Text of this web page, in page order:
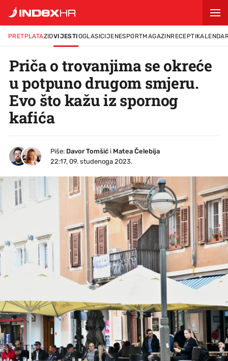
PRETPLATAZIDVIJESTIOGLASICIJENESPORTMAGAZINRECEPTI
Priča o trovanjima se okreće
u potpuno drugom smjeru.
Evo što kažu iz spornog
kafića
Piše: Davor Tomšić i Matea Čelebija
22:17, 09. studenoga 2023.